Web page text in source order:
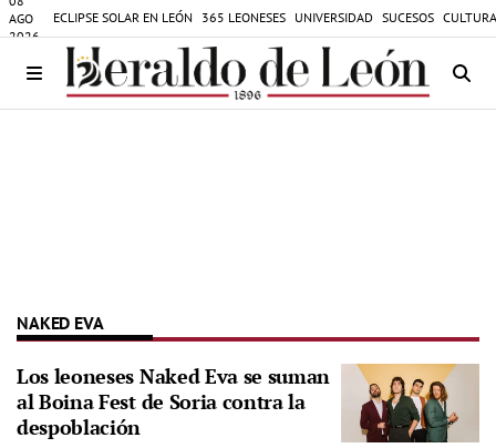
AGO
2026
ECLIPSE SOLAR EN LEÓN 365 LEONESES UNIVERSIDAD SUCESOS
NAKED EVA
Los leoneses Naked Eva se suman
al Boina Fest de Soria contra la
despoblación